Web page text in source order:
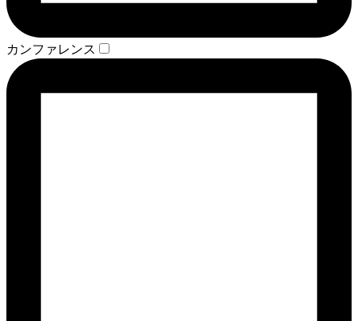
カンファレンス